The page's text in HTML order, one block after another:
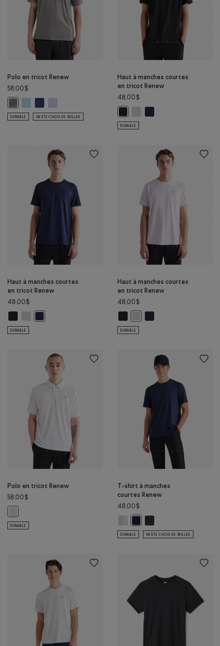
Polo en tricot Renew
58,00$
Polo en tricot Renew : SEL ET POIVRE Couleur
Polo en tricot Renew : BLEU CIEL POIVRÉ Couleur
Polo en tricot Renew : ENCRE INDIGO POIVRÉE Couleur
Polo en tricot Renew : LAVANDE POIVRÉE Couleur
DURABLE VASTE CHOIX DE TAILLES
Haut à manches courtes
en tricot Renew
48,00$
DURABLE
Haut à manches courtes
en tricot Renew
48,00$
Haut à manches courtes en tricot Renew: NOIR Couleur
Haut à manches courtes en tricot Renew: BLANC Couleur
DURABLE
Haut à manches courtes
en tricot Renew
48,00$
DURABLE
Polo en tricot Renew
58,00$
DURABLE
T-shirt à manches
courtes Renew
48,00$
DURABLE VASTE CHOIX DE TAILLES